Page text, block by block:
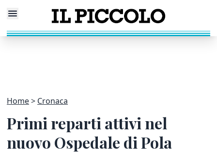
Home Cronaca
Primi reparti attivi nel
nuovo Ospedale di Pola